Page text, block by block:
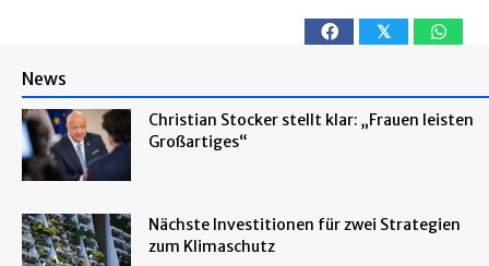
𝕏
News
Christian Stocker stellt klar: „Frauen leisten
Großartiges“
Nächste Investitionen für zwei Strategien
zum Klimaschutz